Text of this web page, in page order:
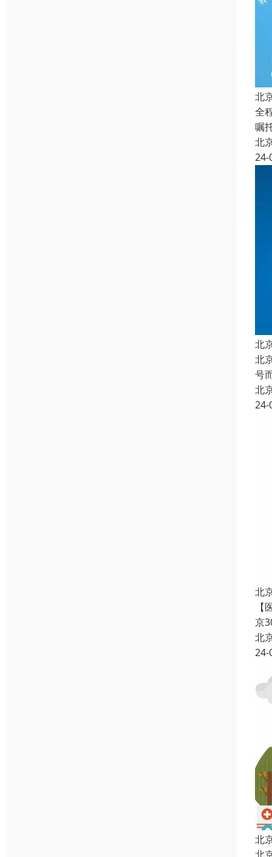
北
全
嘱
北
24-
北
北
号
北
24-
北
京
北
24-
北